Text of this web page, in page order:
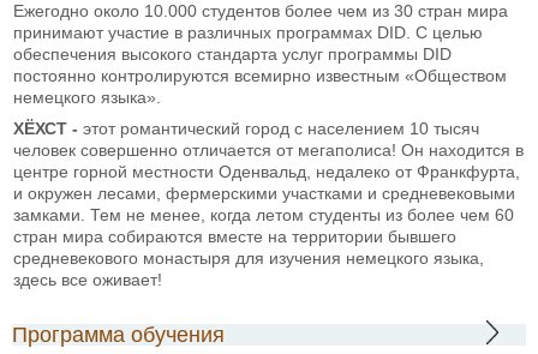
Ежегодно около 10.000 студентов более чем из 30 стран мира
принимают участие в различных программах DID. С целью
обеспечения высокого стандарта услуг программы DID
постоянно контролируются всемирно известным «Обществом
немецкого языка».
ХЁХСТ - этот романтический город с населением 10 тысяч
человек совершенно отличается от мегаполиса! Он находится в
центре горной местности Оденвальд, недалеко от Франкфурта,
и окружен лесами, фермерскими участками и средневековыми
замками. Тем не менее, когда летом студенты из более чем 60
стран мира собираются вместе на территории бывшего
средневекового монастыря для изучения немецкого языка,
здесь все оживает!
Программа обучения